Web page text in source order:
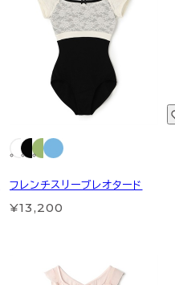
フレンチスリーブレオタード
¥13,200